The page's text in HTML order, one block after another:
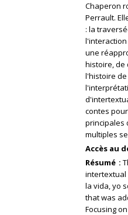
Chaperon
Perrault.
: la
une
histoire, de
l'histoire
contes
principales
multiples
Accès au
Résumé
intertextual
la vida, yo
that was
Focusing